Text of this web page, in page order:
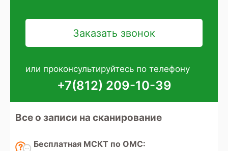
или проконсультируйтесь по телефону
+7(812) 209-10-39
Все о записи на сканирование
Бесплатная МСКТ по ОМС: